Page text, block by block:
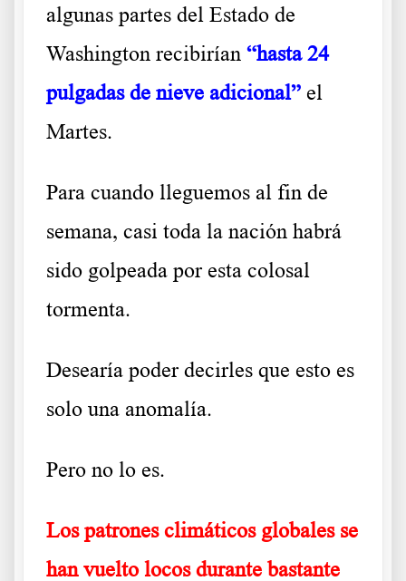
algunas partes del Estado de
Washington recibirían “hasta 24
pulgadas de nieve adicional” el
Martes.
Para cuando lleguemos al fin de
semana, casi toda la nación habrá
sido golpeada por esta colosal
tormenta.
Desearía poder decirles que esto es
solo una anomalía.
Pero no lo es.
Los patrones climáticos globales se
han vuelto locos durante bastante